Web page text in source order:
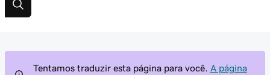
Tentamos traduzir esta página para você.
A página